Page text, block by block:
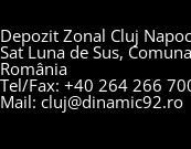
Depozit Zonal Cluj
Sat Luna de Sus,
România
Tel/Fax: +40 264 266
Mail: cluj@dinamic92.ro